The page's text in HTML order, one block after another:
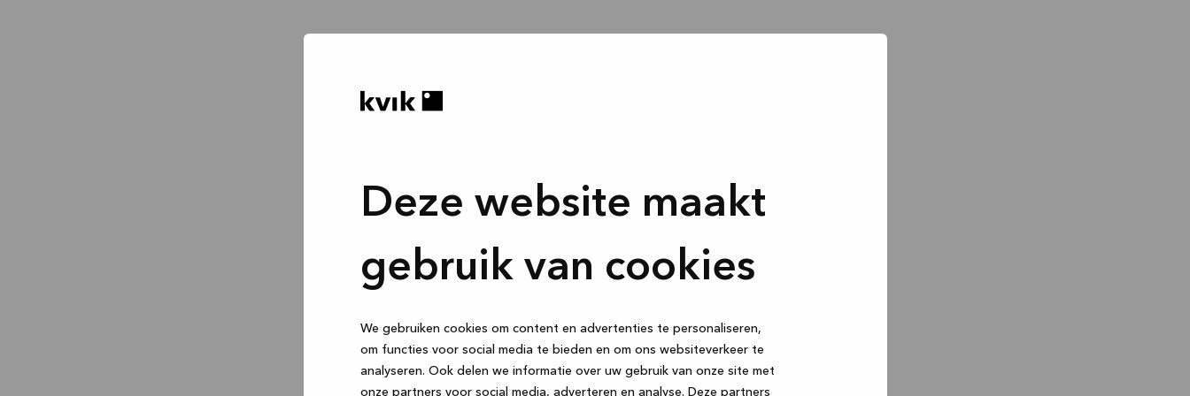
Deze website maakt
gebruik van cookies
We gebruiken cookies om content en advertenties te personaliseren,
om functies voor social media te bieden en om ons websiteverkeer te
analyseren. Ook delen we informatie over uw gebruik van onze site met
onze partners voor social media, adverteren en analyse. Deze partners